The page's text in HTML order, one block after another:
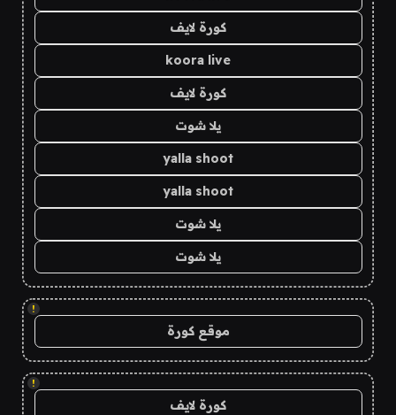
كورة لايف
koora live
كورة لايف
يلا شوت
yalla shoot
yalla shoot
يلا شوت
يلا شوت
!
موقع كورة
!
كورة لايف